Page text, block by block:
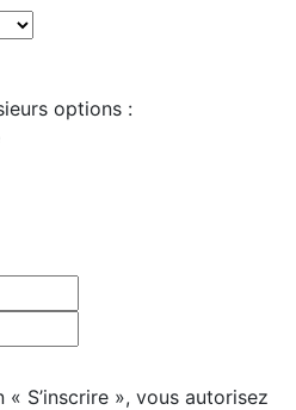
options :
S’inscrire », vous autorisez